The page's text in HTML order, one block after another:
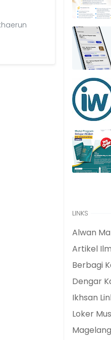
LINKS
Alwan
Artikel
Berbagi
Dengar
Ikhsan
Loker